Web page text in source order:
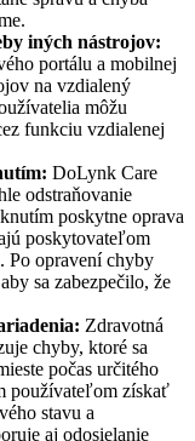
iných nástrojov:
portálu a mobilnej
na vzdialený
môžu
funkciu vzdialenej
DoLynk Care
odstraňovanie
poskytne oprava
poskytovateľom
Po opravení chyby
sa zabezpečilo, že
Zdravotná
chyby, ktoré sa
počas určitého
používateľom získať
stavu a
aj odosielanie